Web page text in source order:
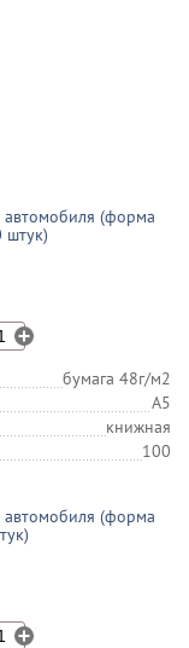
автомобиля (форма
штук)
бумага 48г/м2
А5
книжная
100
автомобиля (форма